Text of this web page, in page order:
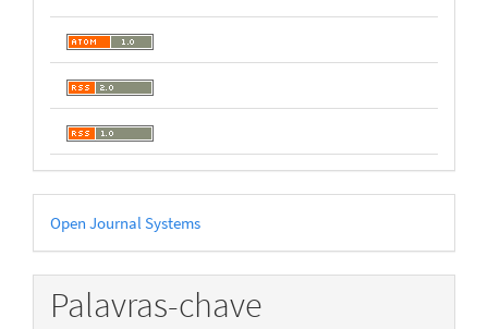
Desenvolvido
por
Open Journal Systems
Palavras-chave